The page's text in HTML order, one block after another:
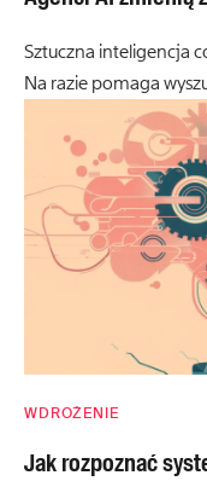
Sztuczna inteligencja
Na razie pomaga
WDROŻENIE
Jak rozpoznać